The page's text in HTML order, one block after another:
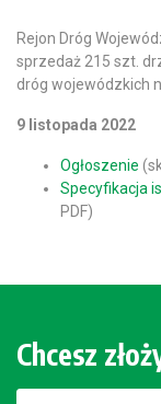
Rejon Dróg
sprzedaż 215 szt.
dróg wojewódzkich
9 listopada 2022
Ogłoszenie
Specyfikacja
PDF)
Chcesz